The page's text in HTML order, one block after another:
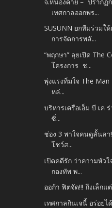
เทศกาลออกพร...
SUSUNN ยกทีมร่วมใ
การจัดการพลั...
“พฤกษา” ลุยเปิด The
โครงการ ช...
พุ่งแรงทิ่มใจ The
หล่...
บริหารเครือเอ็ม บี เค
ซิ่...
ช่อง 3 พาใจคนดูลั้นลา
โชว์ส...
เปิดคดีรัก ว่าความหัวใ
กองทัพ พ...
ออก้า ฟิตจัด!!! ถึงเล็กแ
เทศกาลกินเจนี้ อร่อยไ